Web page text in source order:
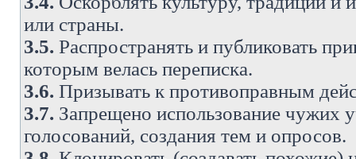
или страны.
3.5. Распространять и публиковать
которым велась переписка.
3.6. Призывать к противоправным
3.7. Запрещено использование чужих
голосований, создания тем и опросов.